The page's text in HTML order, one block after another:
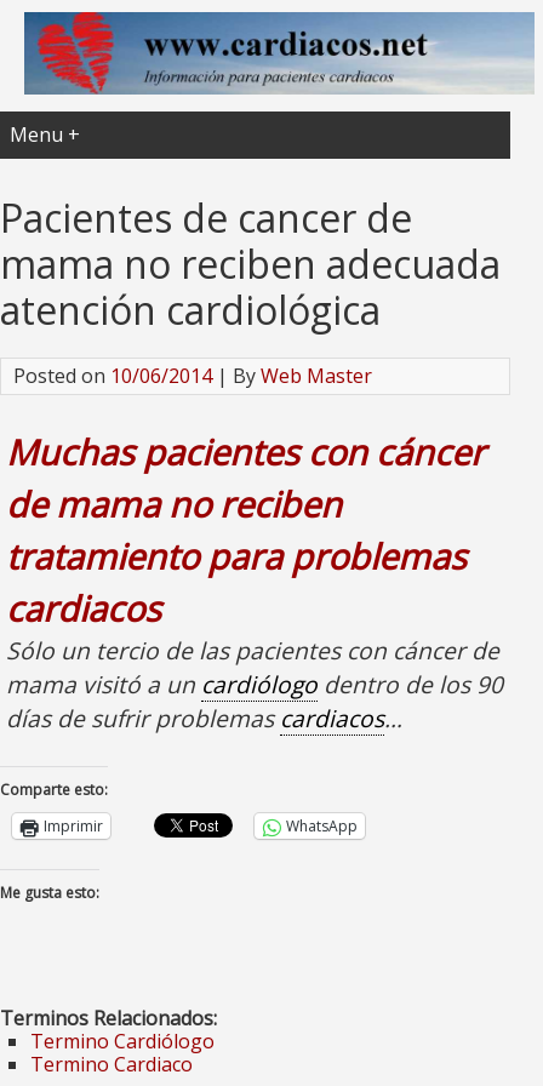
Menu +
Pacientes de cancer de
mama no reciben adecuada
atención cardiológica
Posted on 10/06/2014| ByWeb Master
Muchas pacientes con cáncer
de mama no reciben
tratamiento para problemas
cardiacos
Sólo un tercio de las pacientes con cáncer de
mama visitó a un cardiólogo dentro de los 90
días de sufrir problemascardiacos…
Comparte esto:
Imprimir
WhatsApp
Me gusta esto:
Terminos Relacionados:
Termino Cardiólogo
Termino Cardiaco